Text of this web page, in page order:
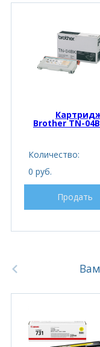
Brother TN-
Количество:
0 руб.
Продать